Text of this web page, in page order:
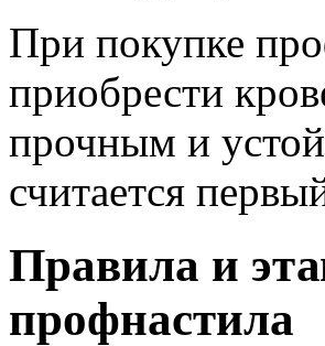
При покупке
приобрести
прочным и
считается
Правила и
профнастила